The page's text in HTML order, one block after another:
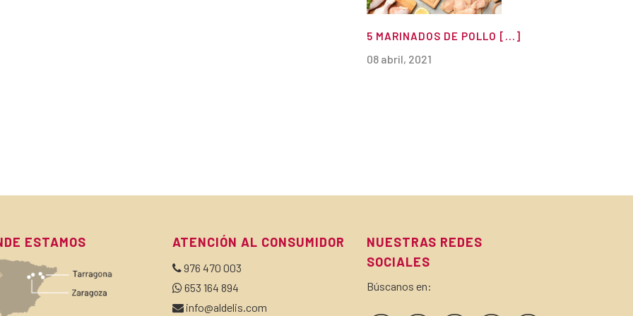
5 MARINADOS DE POLLO [...]
08 abril, 2021
ESTAMOS ATENCIÓN AL CONSUMIDOR
976 470 003
653 164 894
info@aldelis.com
NUESTRAS REDES
SOCIALES
Búscanos en: